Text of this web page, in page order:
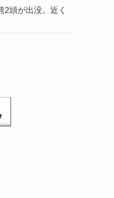
2頭が出没。近く